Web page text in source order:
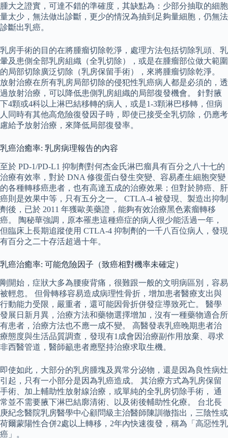
腫大之證實，可達不錯的準確度，其缺點為：少部分抽取的細胞
量太少，無法做出診斷，更少的情況為抽到足夠量細胞，仍無法
診斷出乳癌。
乳房手術的目的在將腫瘤切除乾淨，處理方法包括切除乳頭、乳
暈及患側全部乳房組織（全乳切除），或是在腫瘤部位做大範圍
的局部切除廣泛切除（乳房保留手術），來將腫瘤切除乾淨。
放射治療在所有乳房局部切除的侵犯性乳癌病人都是必須的，透
過放射治療，可以降低患側乳房組織的局部復發機會。 針對腋
下4顆或4科以上淋巴結移轉的病人，或是1-3顆淋巴移轉，但病
人同時有其他高危險復發因子時，即使已接受全乳切除，仍應考
慮給予放射治療，來降低局部復發率。
乳癌治癒率: 乳房病理報告的內容
至於 PD-1/PD-L1 抑制劑對何杰金氏淋巴瘤具有百分之八十七的
治療有效率，對於 DNA 修復蛋白發生突變、容易產生細胞突變
的各種轉移癌患者，也有高達五成的治療效果；但對於肺癌、肝
癌則是效果中等，只有五分之一。 CTLA-4 被發現、製造出抑制
劑後，已於 2011 年獲歐美藥證，能夠有效治療黑色素瘤轉移
癌。 陶秘華強調，原本罹患這種癌症的病人很少能活過一年，
但臨床上長期追蹤使用 CTLA-4 抑制劑的一千八百位病人，發現
有百分之二十存活超過十年。
乳癌治癒率: 可能危險因子（致癌相對機率未確定）
剛開始，症狀大多為腰痠背痛，很難跟一般的文明病區別，容易
被輕忽。 但骨轉移容易造成病理性骨折，增加患者醫療支出與
行動能力受限，嚴重者，還可能因骨折併發症導致死亡。 醫學
發展日新月異，治療方法和藥物選擇增加，沒有一種藥物適合所
有患者，治療方法也不應一成不變。 高醫發表乳癌晚期患者治
療態度與生活品質調查，發現有1成會因治療副作用放棄、尋求
非西醫管道，醫師籲患者應堅持治療求取生機。
即使如此，大部分的乳房腫塊及異常分泌物，還是因為良性病灶
引起，只有一小部分是因為乳癌造成。 其治療方式為乳房保留
手術、加上輔助性放射線治療，或單純的全乳房切除手術， 通
常並不需要腋下淋巴結廓清術、以及術後輔助性化療。 台北長
庚紀念醫院乳房醫學中心顧問級主治醫師陳訓徹指出，三陰性或
荷爾蒙陽性合併2處以上轉移，2年內快速復發，稱為「高惡性乳
癌」。